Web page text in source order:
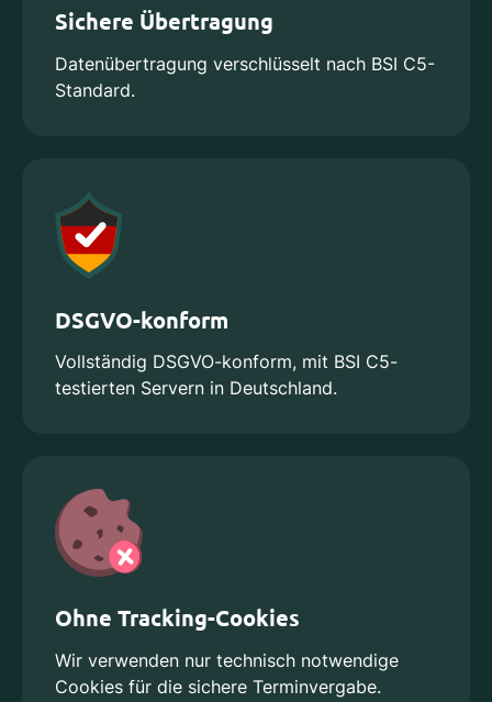
Sichere Übertragung
Datenübertragung verschlüsselt nach BSI C5-
Standard.
DSGVO-konform
Vollständig DSGVO-konform, mit BSI C5-
testierten Servern in Deutschland.
Ohne Tracking-Cookies
Wir verwenden nur technisch notwendige
Cookies für die sichere Terminvergabe.